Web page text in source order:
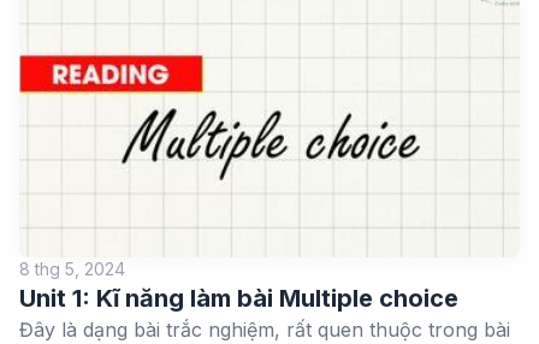
8 thg 5, 2024
Unit 1: Kĩ năng làm bài Multiple choice
Đây là dạng bài trắc nghiệm, rất quen thuộc trong bài